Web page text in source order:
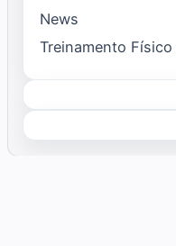
News
Treinamento